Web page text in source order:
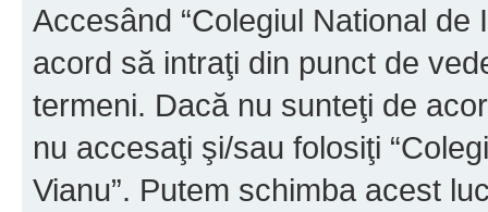
Accesând “Colegiul National de
acord să intraţi din punct de
termeni. Dacă nu sunteţi de
nu accesaţi şi/sau folosiţi
Vianu”. Putem schimba acest